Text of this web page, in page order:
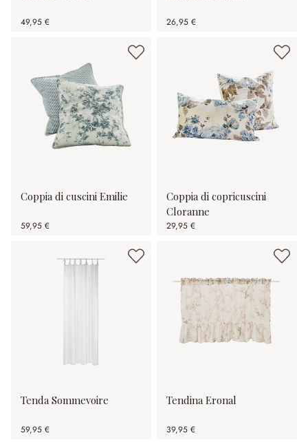
49,95 € 26,95 €
Coppia di cuscini Emilie
59,95 €
Coppia di copricuscini
Cloranne
29,95 €
Tenda Sommevoire
59,95 €
Tendina Eronal
39,95 €